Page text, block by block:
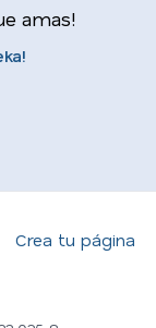
amas!
Crea tu página